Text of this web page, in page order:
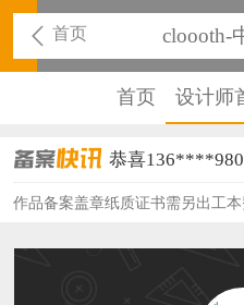
首页 cloooth-
首页 设计师
恭喜
恭喜
恭喜
恭喜
作品备案盖章纸质证书需另出工本